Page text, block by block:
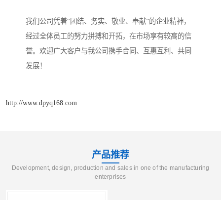
我们公司凭着“团结、务实、敬业、奉献”的企业精神，
经过全体员工的努力拼搏和开拓，在市场享有较高的信
誉。欢迎广大客户与我公司携手合同、互惠互利、共同
发展！
http://www.dpyq168.com
产品推荐
Development, design, production and sales in one of the manufacturing
enterprises